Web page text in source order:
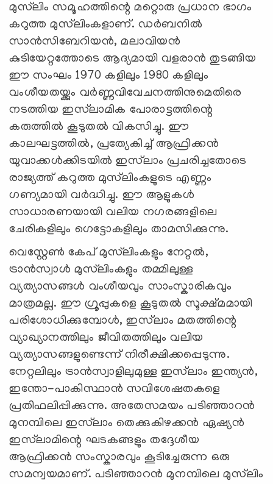
മുസ്‌ലിം സമൂഹത്തിന്റെ മറ്റൊരു പ്രധാന ഭാഗം
കറുത്ത മുസ്‌ലിംകളാണ്. ഡർബനിൽ
സാൻസിബേറിയൻ, മലാവിയൻ
കുടിയേറ്റത്തോടെ ആദ്യമായി വളരാൻ തുടങ്ങിയ
ഈ സംഘം 1970 കളിലും 1980 കളിലും
വംശീയതയ്ക്കും വർണ്ണവിവേചനത്തിനുമെതിരെ
നടത്തിയ ഇസ്‌ലാമിക പോരാട്ടത്തിന്റെ
കരുത്തിൽ കൂടുതൽ വികസിച്ചു. ഈ
കാലഘട്ടത്തിൽ, പ്രത്യേകിച്ച് ആഫ്രിക്കൻ
യുവാക്കൾക്കിടയിൽ ഇസ്‌ലാം പ്രചരിച്ചതോടെ
രാജ്യത്ത് കറുത്ത മുസ്‌ലിംകളുടെ എണ്ണം
ഗണ്യമായി വർദ്ധിച്ചു. ഈ ആളുകൾ
സാധാരണയായി വലിയ നഗരങ്ങളിലെ
ചേരികളിലും ഗെട്ടോകളിലും താമസിക്കുന്നു.
വെസ്റ്റേൺ കേപ് മുസ്‌ലിംകളും നേറ്റൽ,
ട്രാൻസ്വാൾ മുസ്‌ലിംകളും തമ്മിലുള്ള
വ്യത്യാസങ്ങൾ വംശീയവും സാംസ്കാരികവും
മാത്രമല്ല. ഈ ഗ്രൂപ്പുകളെ കൂടുതൽ സൂക്ഷ്മമായി
പരിശോധിക്കുമ്പോൾ, ഇസ്‌ലാം മതത്തിന്റെ
വ്യാഖ്യാനത്തിലും ജീവിതത്തിലും വലിയ
വ്യത്യാസങ്ങളുണ്ടെന്ന് നിരീക്ഷിക്കപ്പെടുന്നു.
നേറ്റലിലും ട്രാൻസ്വാളിലുമുള്ള ഇസ്‌ലാം ഇന്ത്യൻ,
ഇന്തോ-പാകിസ്ഥാൻ സവിശേഷതകളെ
പ്രതിഫലിപ്പിക്കുന്നു. അതേസമയം പടിഞ്ഞാറൻ
മുനമ്പിലെ ഇസ്‌ലാം തെക്കുകിഴക്കൻ ഏഷ്യൻ
ഇസ്‌ലാമിന്റെ ഘടകങ്ങളും തദ്ദേശീയ
ആഫ്രിക്കൻ സംസ്കാരവും കൂടിച്ചേരുന്ന ഒരു
സമന്വയമാണ്. പടിഞ്ഞാറൻ മുനമ്പിലെ മുസ്‌ലിം